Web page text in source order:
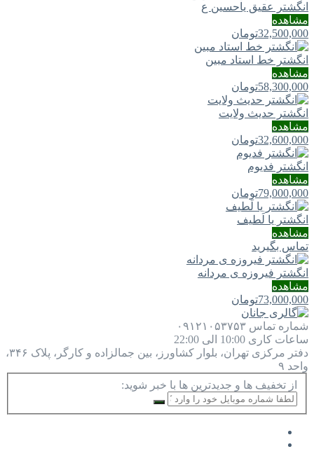
انگشتر عقیق یاحسین ع
مشاهده
32,500,000تومان
انگشتر خط استاد مبین
مشاهده
58,300,000تومان
انگشتر حدیث ولایت
مشاهده
32,600,000تومان
انگشتر فدیوم
مشاهده
79,000,000تومان
انگشتر یا لَطيف
مشاهده
تماس بگیرید
انگشتر فیروزه ی مردانه
مشاهده
73,000,000تومان
شماره تماس ۰۹۱۲۱۰۵۳۷۵۳
ساعات کاری 10:00 الی 22:00
دفتر مرکزی
تهران، بلوار کشاورز، بین جمالزاده و کارگر، پلاک ۳۴۶،
واحد ۹
از تخفیف ها و جدیدترین ها با خبر شوید: